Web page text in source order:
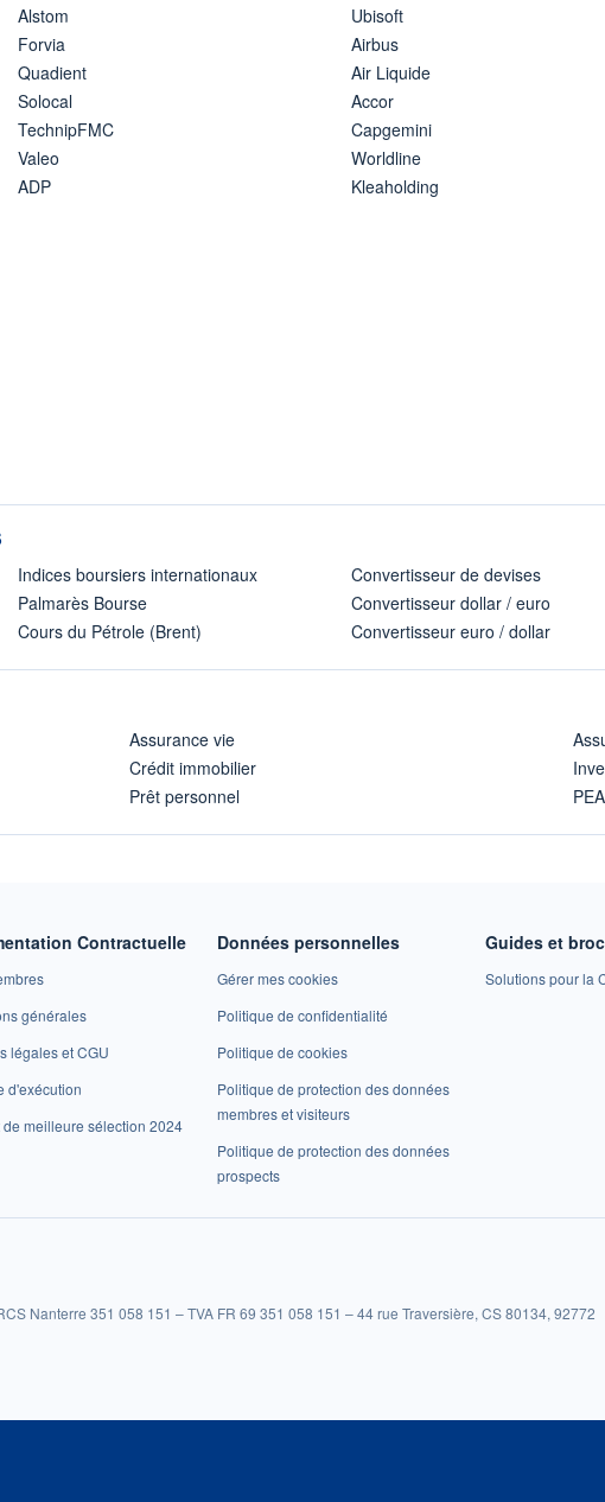
Alstom
Forvia
Quadient
Solocal
TechnipFMC
Valeo
ADP
Ubisoft
Airbus
Air Liquide
Accor
Capgemini
Worldline
Kleaholding
Indices boursiers internationaux
Palmarès Bourse
Cours du Pétrole (Brent)
Convertisseur de devises
Convertisseur dollar / euro
Convertisseur euro / dollar
Assurance vie
Crédit immobilier
Prêt personnel
PEA
Contractuelle
générales
légales et CGU
d'exécution
de meilleure sélection 2024
Données personnelles
Gérer mes cookies
Politique de confidentialité
Politique de cookies
Politique de protection des données
membres et visiteurs
Politique de protection des données
prospects
Guides et
Solutions pour la
Nanterre 351 058 151 – TVA FR 69 351 058 151 – 44 rue Traversière, CS 80134, 92772